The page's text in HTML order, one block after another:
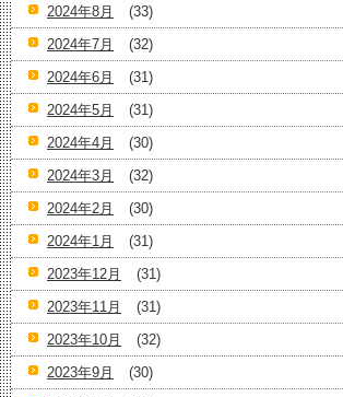
2024年8月
(33)
2024年7月
(32)
2024年6月
(31)
2024年5月
(31)
2024年4月
(30)
2024年3月
(32)
2024年2月
(30)
2024年1月
(31)
2023年12月
(31)
2023年11月
(31)
2023年10月
(32)
2023年9月
(30)